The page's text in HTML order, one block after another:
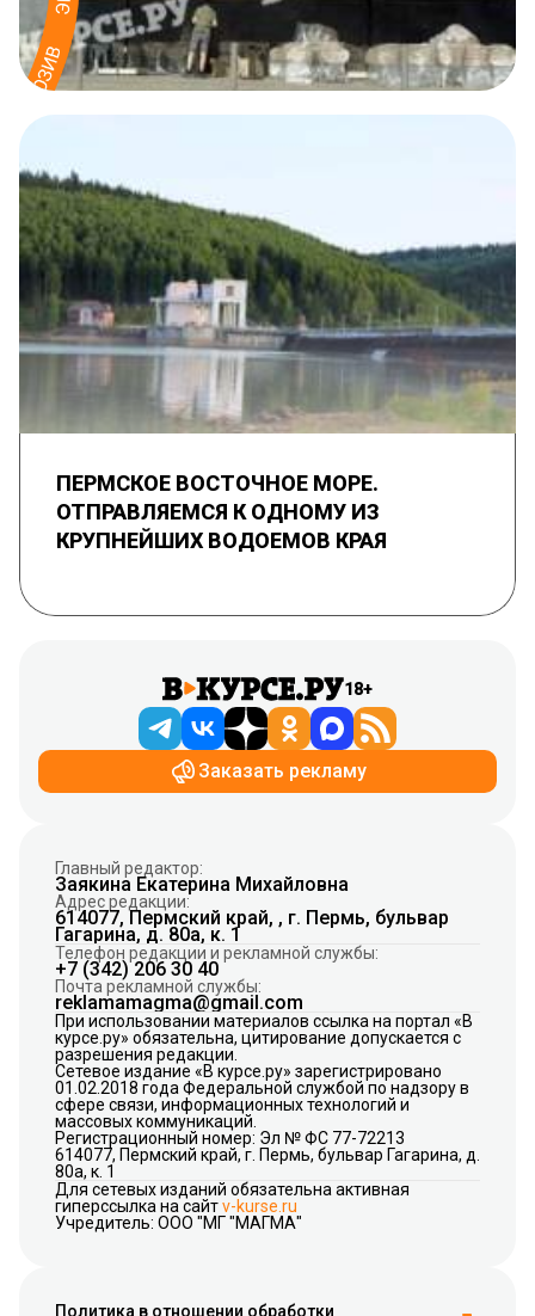
ПЕРМСКОЕ ВОСТОЧНОЕ МОРЕ.
ОТПРАВЛЯЕМСЯ К ОДНОМУ ИЗ
КРУПНЕЙШИХ ВОДОЕМОВ КРАЯ
18+
Заказать рекламу
Главный редактор:
Заякина Екатерина Михайловна
Адрес редакции:
614077, Пермский край, , г. Пермь, бульвар
Гагарина, д. 80а, к. 1
Телефон редакции и рекламной службы:
+7 (342) 206 30 40
Почта рекламной службы:
reklamamagma@gmail.com
При использовании материалов ссылка на портал «В
курсе.ру» обязательна, цитирование допускается с
разрешения редакции.
Сетевое издание «В курсе.ру» зарегистрировано
01.02.2018 года Федеральной службой по надзору в
сфере связи, информационных технологий и
массовых коммуникаций.
Регистрационный номер: Эл № ФС 77-72213
614077, Пермский край, г. Пермь, бульвар Гагарина, д.
80а, к. 1
Для сетевых изданий обязательна активная
гиперссылка на сайтv-kurse.ru
Учредитель: ООО "МГ "МАГМА"
Политика в отношении обработки